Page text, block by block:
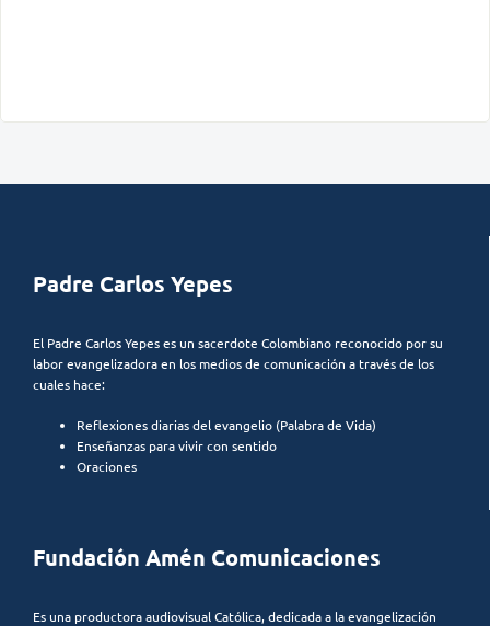
Padre Carlos Yepes
El Padre Carlos Yepes es un sacerdote Colombiano reconocido por su
labor evangelizadora en los medios de comunicación a través de los
cuales hace:
Reflexiones diarias del evangelio (Palabra de Vida)
Enseñanzas para vivir con sentido
Oraciones
Fundación Amén Comunicaciones
Es una productora audiovisual Católica, dedicada a la evangelización